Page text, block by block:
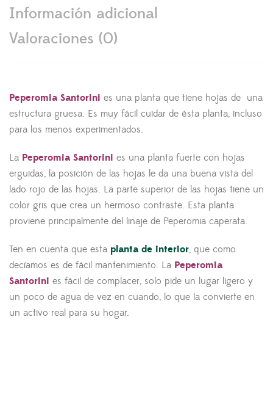
Información adicional
Valoraciones (0)
Peperomia Santorini es una planta que tiene hojas de una
estructura gruesa. Es muy fácil cuidar de ésta planta, incluso
para los menos experimentados.
La Peperomia Santorini es una planta fuerte con hojas
erguidas, la posición de las hojas le da una buena vista del
lado rojo de las hojas. La parte superior de las hojas tiene un
color gris que crea un hermoso contraste. Esta planta
proviene principalmente del linaje de Peperomia caperata.
Ten en cuenta que esta planta de interior, que como
decíamos es de fácil mantenimiento. La Peperomia
Santorini es fácil de complacer, solo pide un lugar ligero y
un poco de agua de vez en cuando, lo que la convierte en
un activo real para su hogar.